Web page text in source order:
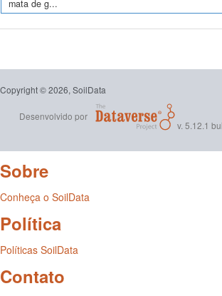
mata de g...
Copyright © 2026, SoilData
Desenvolvido por
v. 5.12.1
Sobre
Conheça o SoilData
Política
Políticas SoilData
Contato